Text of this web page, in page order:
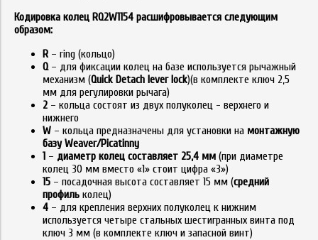
Кодировка колец RQ2W1154 расшифровывается следующим
образом:
R – ring (кольцо)
Q– для фиксации колец на базе используется рычажный
механизм (Quick Detach lever lock)(в комплекте ключ 2,5
мм для регулировки рычага)
2 – кольца состоят из двух полуколец - верхнего и
нижнего
W – кольца предназначены для установки на монтажную
базуWeaver/Picatinny
1 – диаметр колец составляет 25,4 мм (при диаметре
колец 30 мм вместо «1» стоит цифра «3»)
15 – посадочная высота составляет 15 мм (средний
профиль колец)
4 – для крепления верхних полуколец к нижним
используется четыре стальных шестигранных винта под
ключ 3 мм (в комплекте ключ и запасной винт)